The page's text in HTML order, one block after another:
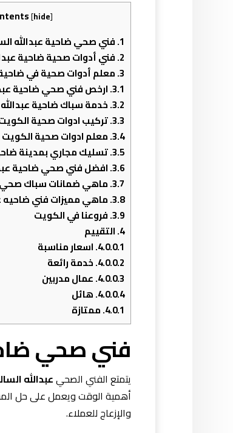
[hide]
1. فني صحي ضاحية عبدالله
2. فني أدوات صحية ضاحية
3. معلم أدوات صحية في ضاحية
3.1. ارخص فني صحي ضاحية
3.2. خدمة سباك ضاحية
3.3. تركيب ادوات صحية
3.4. معلم ادوات صحية الكويت
3.5. تسليك مجاري بمدينة
3.6. افضل فني صحي ضاحية
3.7. ماهي ضمانات سباك
3.8. ماهي مميزات فني ضاحيه
3.9. فروعنا في الكويت
4. التقييم
4.0.0.1. اسعار مناسبة
4.0.0.2. خدمة رائعة
4.0.0.3. عمال مدربين
4.0.0.4. هائل
4.0.1. ممتازة
فني صحي
يتمتع الفني الصحيعبدالله
أهمية الوقت ويعمل على حل
والإزعاج للعملاء.